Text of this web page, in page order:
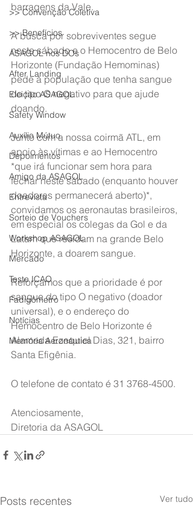
>> Convenção Coletiva
>> Benefícios
ASAGOL nos DOs
After Landing
Eleição ASAGOL
Safety Window
Auxílio Mútuo
Depoimentos
Amigo da ASAGOL
Entrevista
Sorteio de Vouchers
Workshop ASAGOL
Mercado
Teste ICAO
Fadigômetro
Notícias
Memória Aeronáutica
barragens da Vale.
A busca por sobreviventes segue
neste sábado e o Hemocentro de Belo
Horizonte (Fundação Hemominas)
pede à população que tenha sangue
do tipo O negativo para que ajude
doando.
Junto com a nossa coirmã ATL, em
apoio às vítimas e ao Hemocentro
*que irá funcionar sem hora para
fechar neste sábado (enquanto houver
doadores permanecerá aberto)*,
convidamos os aeronautas brasileiros,
em especial os colegas da Gol e da
Latam que residam na grande Belo
Horizonte, a doarem sangue.
Reforçamos que a prioridade é por
sangue do tipo O negativo (doador
universal), e o endereço do
Hemocentro de Belo Horizonte é
Alameda Ezequiel Dias, 321, bairro
Santa Efigênia.
O telefone de contato é 31 3768-4500.
Atenciosamente,
Diretoria da ASAGOL
Posts recentes Ver tudo